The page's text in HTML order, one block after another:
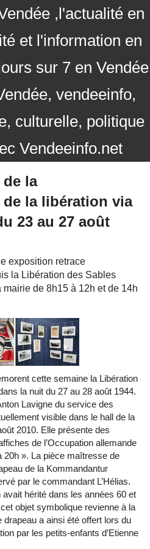
,l'actualité en
et l'information en
sur 7 en Vendée
vendeeinfo,
culturelle, politique
Vendeeinfo.net
de la
la libération via
23 au 27 août
exposition retrace
la Libération des Sables
de 8h15 à 12h et de 14h
cette semaine la Libération
la nuit du 27 au 28 août 1944.
Lavigne du service des
visible dans le hall de la
2010. Elle présente des
de l’Occupation allemande
». La pièce maîtresse de
de la Kommandantur
par le commandant L’Hélias.
hérité dans les années 60 et
objet symbolique revienne à la
drapeau a ainsi été offert lors du
par les petits-enfants d’Etienne